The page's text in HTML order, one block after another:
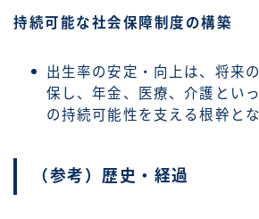
持続可能な社会保障制度の構築
出生率の安定・向上は、将来
保し、年金、医療、介護とい
の持続可能性を支える根幹とな
（参考）歴史・経過